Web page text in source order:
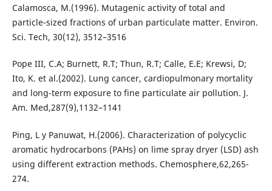
Calamosca, M.(1996). Mutagenic activity of total and
particle-sized fractions of urban particulate matter. Environ.
Sci. Tech, 30(12), 3512–3516
Pope III, C.A; Burnett, R.T; Thun, R.T; Calle, E.E; Krewsi, D;
Ito, K. et al.(2002). Lung cancer, cardiopulmonary mortality
and long-term exposure to fine particulate air pollution. J.
Am. Med,287(9),1132–1141
Ping, L y Panuwat, H.(2006). Characterization of polycyclic
aromatic hydrocarbons (PAHs) on lime spray dryer (LSD) ash
using different extraction methods. Chemosphere,62,265-
274.